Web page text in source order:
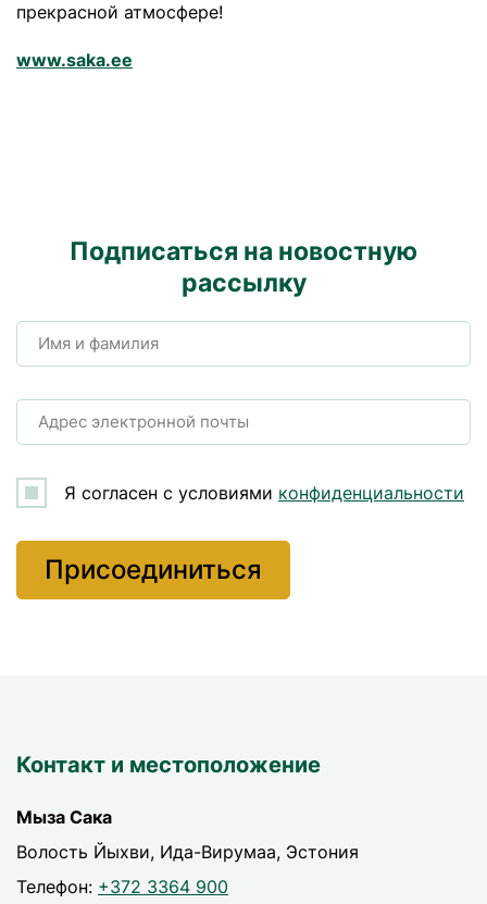
прекрасной атмосфере!
www.saka.ee
Подписаться на новостную
рассылку
Имя и фамилия
Адрес электронной почты
Я согласен с условиями конфиденциальности
Контакт и местоположение
Мыза Сака
Волость Йыхви, Ида-Вирумаа, Эстония
Телефон: +372 3364 900